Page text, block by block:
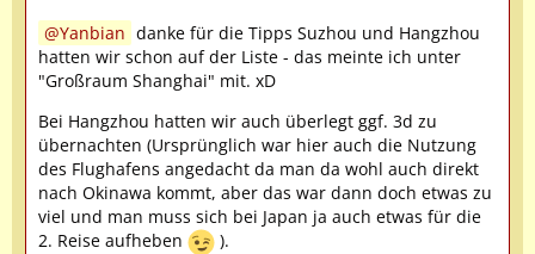
Yanbian danke für die Tipps Suzhou und Hangzhou
hatten wir schon auf der Liste - das meinte ich unter
"Großraum Shanghai" mit. xD
Bei Hangzhou hatten wir auch überlegt ggf. 3d zu
übernachten (Ursprünglich war hier auch die Nutzung
des Flughafens angedacht da man da wohl auch direkt
nach Okinawa kommt, aber das war dann doch etwas zu
viel und man muss sich bei Japan ja auch etwas für die
2. Reise aufheben
).